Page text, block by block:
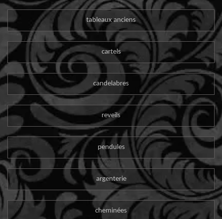
tableaux anciens
cartels
candelabres
reveils
pendules
argenterie
cheminées